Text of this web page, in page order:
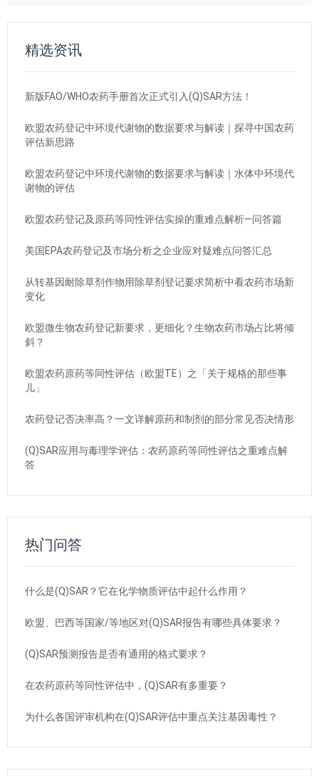
精选资讯
新版FAO/WHO农药手册首次正式引入(Q)SAR方法！
欧盟农药登记中环境代谢物的数据要求与解读｜探寻中国农药
评估新思路
欧盟农药登记中环境代谢物的数据要求与解读｜水体中环境代
谢物的评估
欧盟农药登记及原药等同性评估实操的重难点解析—问答篇
美国EPA农药登记及市场分析之企业应对疑难点问答汇总
从转基因耐除草剂作物用除草剂登记要求简析中看农药市场新
变化
欧盟微生物农药登记新要求，更细化？生物农药市场占比将倾
斜？
欧盟农药原药等同性评估（欧盟TE）之「关于规格的那些事
儿」
农药登记否决率高？一文详解原药和制剂的部分常见否决情形
(Q)SAR应用与毒理学评估：农药原药等同性评估之重难点解
答
热门问答
什么是(Q)SAR？它在化学物质评估中起什么作用？
欧盟、巴西等国家/等地区对(Q)SAR报告有哪些具体要求？
(Q)SAR预测报告是否有通用的格式要求？
在农药原药等同性评估中，(Q)SAR有多重要？
为什么各国评审机构在(Q)SAR评估中重点关注基因毒性？